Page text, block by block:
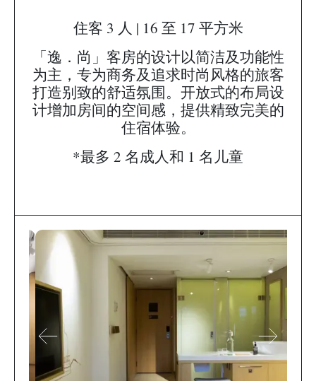
住客 3 人 | 16 至 17 平方米
「逸．尚」客房的设计以简洁及功能性
为主，专为商务及追求时尚风格的旅客
打造别致的舒适氛围。开放式的布局设
计增加房间的空间感，提供精致完美的
住宿体验。
*最多 2 名成人和 1 名儿童